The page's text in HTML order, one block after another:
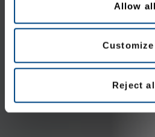
Allow all
Customize
Reject